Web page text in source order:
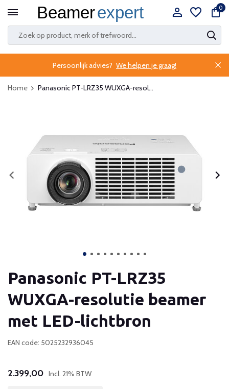
0
Persoonlijk advies? We helpen je graag!
Home Panasonic PT-LRZ35 WUXGA-resol...
Panasonic PT-LRZ35
WUXGA-resolutie beamer
met LED-lichtbron
EAN code: 5025232936045
2.399,00 Incl. 21% BTW